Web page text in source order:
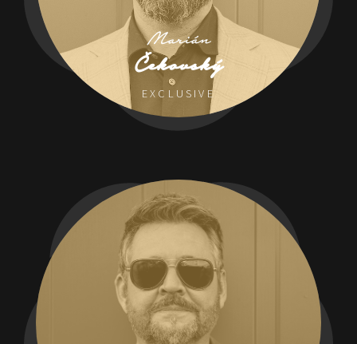
Marián
Čekovský
EXCLUSIVE